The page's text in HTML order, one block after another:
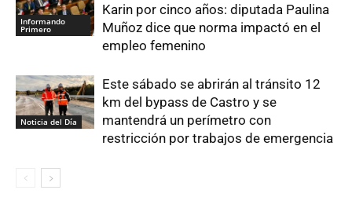
Informando
Primero
Karin por cinco años: diputada Paulina
Muñoz dice que norma impactó en el
empleo femenino
Noticia del Día
Este sábado se abrirán al tránsito 12
km del bypass de Castro y se
mantendrá un perímetro con
restricción por trabajos de emergencia